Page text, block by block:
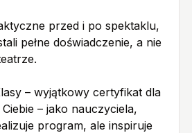
przed i po spektaklu,
pełne doświadczenie, a nie
– wyjątkowy certyfikat dla
– jako nauczyciela,
program, ale inspiruje